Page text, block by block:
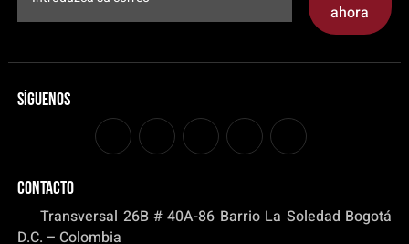
ahora
Síguenos
CONTACTO
Transversal 26B # 40A-86 Barrio La Soledad Bogotá
D.C. – Colombia